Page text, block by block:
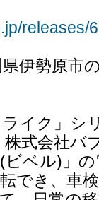
releases/
伊勢原市
イク」シ
式会社バ
ベル)」
でき、車